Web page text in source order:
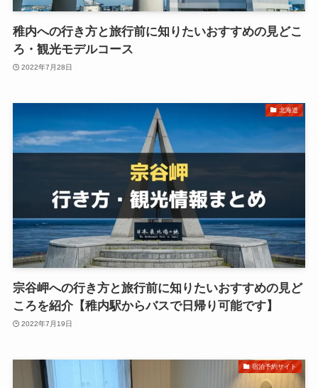
稚内への行き方と旅行前に知りたいおすすめの見どこ
ろ・観光モデルコース
2022年7月28日
北海道
宗谷岬への行き方と旅行前に知りたいおすすめの見ど
ころを紹介【稚内駅からバスで日帰り可能です】
2022年7月19日
宿泊予約サイト